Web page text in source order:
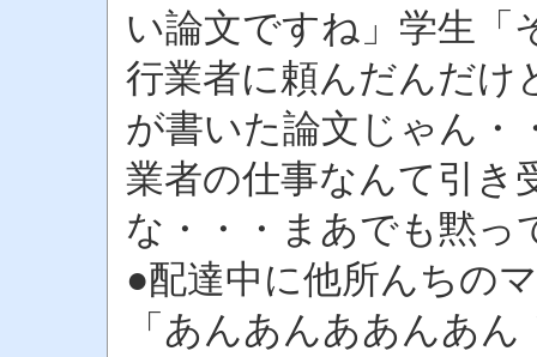
い論文ですね」学生「
行業者に頼んだんだけ
が書いた論文じゃん・
業者の仕事なんて引き
な・・・まあでも黙っ
●配達中に他所んちの
「あんあんああんあ